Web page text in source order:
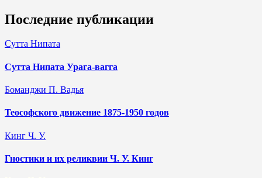
Последние публикации
Сутта Нипата
Сутта Нипата Урага-вагга
Боманджи П. Вадья
Теософского движение 1875-1950 годов
Кинг Ч. У.
Гностики и их реликвии Ч. У. Кинг